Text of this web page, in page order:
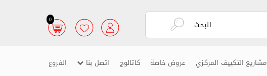
0
مشاريع التكييف المركزي عروض خاصة كاتالوج اتصل بنا الفروع